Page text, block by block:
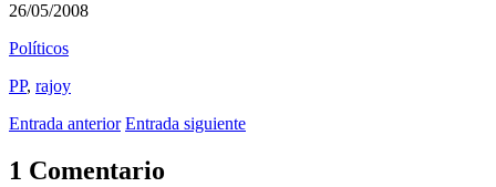
26/05/2008
Polí­ticos
PP, rajoy
Entrada anterior Entrada siguiente
1 Comentario